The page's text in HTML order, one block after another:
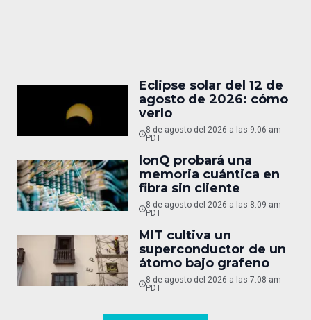
Eclipse solar del 12 de
agosto de 2026: cómo
verlo
8 de agosto del 2026 a las 9:06 am
PDT
IonQ probará una
memoria cuántica en
fibra sin cliente
8 de agosto del 2026 a las 8:09 am
PDT
MIT cultiva un
superconductor de un
átomo bajo grafeno
8 de agosto del 2026 a las 7:08 am
PDT